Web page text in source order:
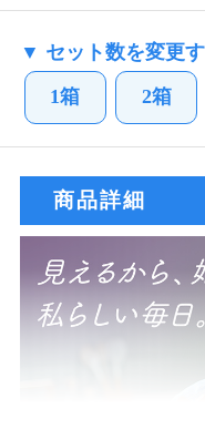
▼ セット数を変更
1箱 2箱
商品詳細